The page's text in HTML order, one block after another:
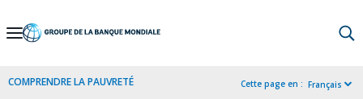
Skip
Navigation
COMPRENDRE LA PAUVRETÉ Cette page en : Français